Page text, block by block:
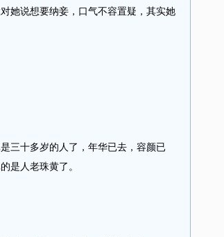
她说想要纳妾，口气不容置疑，其实她
三十多岁的人了，年华已去，容颜已
是人老珠黄了。